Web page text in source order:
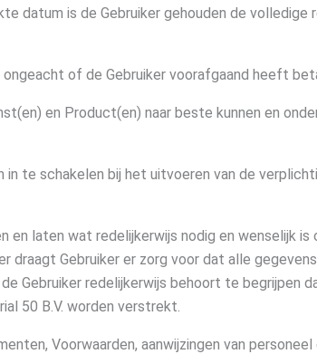
datum is de Gebruiker gehouden de volledige
of de Gebruiker voorafgaand heeft
en Product(en) naar beste kunnen en
in te schakelen bij het uitvoeren van de
en laten wat redelijkerwijs nodig en wenselijk
draagt Gebruiker er zorg voor dat alle
Gebruiker redelijkerwijs behoort te begrijpen
50 B.V. worden verstrekt.
Voorwaarden, aanwijzingen van